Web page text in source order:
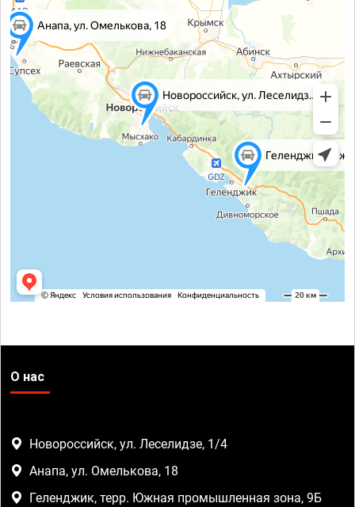
О нас
Новороссийск, ул. Леселидзе, 1/4
Анапа, ул. Омелькова, 18
Геленджик, терр. Южная промышленная зона, 9Б